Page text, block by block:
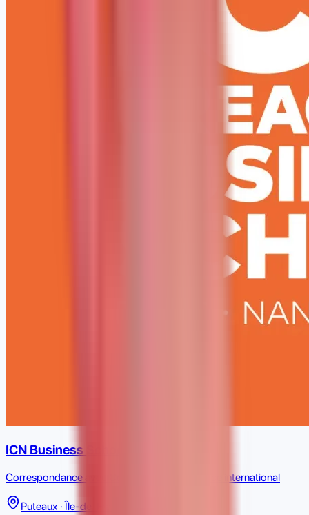
ICN Business School
Correspondance avec Commerce & commerce international
Puteaux · Île-de-France · Grand Est